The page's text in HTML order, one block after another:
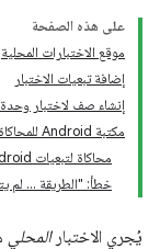
على هذه الصفحة
موقع الاختبارات المحلية
إضافة تبعيات الاختبار
إنشاء صف لاختبار
مكتبة Android للمحاكاة
محاكاة لتبعيات Android
خطأ: "الطريقة ... لم
يُجري الاختبارالمحلي